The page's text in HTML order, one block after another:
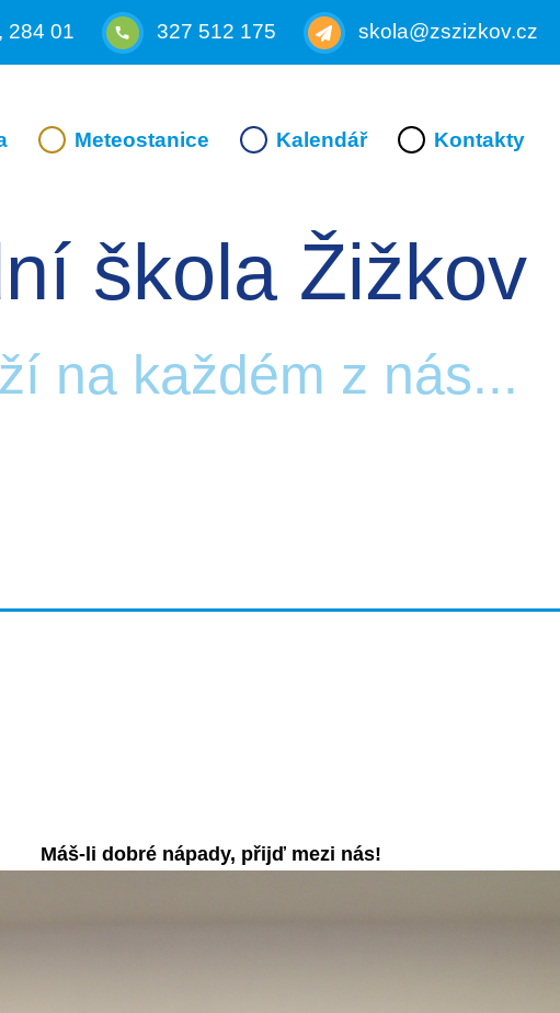
284 01 327 512 175 skola@zszizkov.cz
Meteostanice Kalendář Kontakty
škola Žižkov
na každém z nás...
Máš-li dobré nápady, přijď mezi nás!